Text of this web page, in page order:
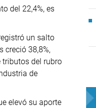
del 22,4%, es
un salto
creció 38,8%,
tributos del rubro
de
elevó su aporte